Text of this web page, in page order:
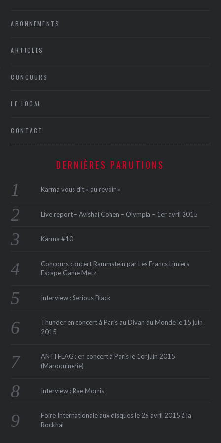
ABONNEMENTS
ARTICLES
CONCOURS
LE LOCAL
CONTACT
DERNIÈRES PARUTIONS
Karma vous dit « au revoir »
Live report – Avishai Cohen – Olympia – 1er avril 2015
Karma #10
Concours concert Rammstein par Les Francs Limiers
Escape Game Metz
Interview : Serious Black
Thunder en concert à Paris au Divan du Monde le 15 juin
2015
ANTI FLAG : en concert à Paris le 1er juin 2015
(Maroquinerie‏)
Interview : Rae Morris
Foire Internationale aux disques le 26 avril 2015 à la
Rockhal